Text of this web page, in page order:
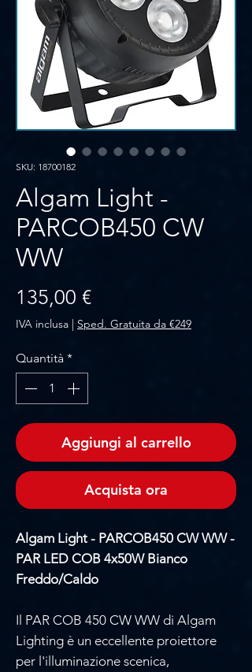
SKU: 18700182
Algam Light -
PARCOB450 CW
WW
135,00 €Prezzo
IVA inclusa | Sped. Gratuita da €249
Quantità *
Aggiungi al carrello
Acquista ora
Algam Light - PARCOB450 CW WW -
PAR LED COB 4x50W Bianco
Freddo/Caldo
Il PAR COB 450 CW WW di Algam
Lighting è un eccellente proiettore
per l'illuminazione scenica,